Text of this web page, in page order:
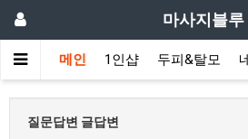
마사지블루
메인 1인샵 두피&탈모
질문답변 글답변